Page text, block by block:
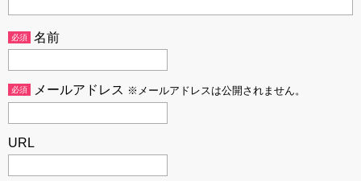
必須 名前
必須 メールアドレス ※メールアドレスは公開されません。
URL